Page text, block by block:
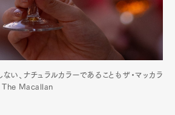
い、ナチュラルカラーであることもザ・マッカラ
Macallan